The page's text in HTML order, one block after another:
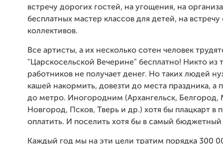
встречу дорогих гостей, на угощения, на
бесплатных мастер классов для детей, на
коллективов.
Все артисты, а их несколько сотен человек
"Царскосельской Вечерине" бесплатно! Никто из
работников не получает денег. Но таких людей
кашей накормить, довезти до места праздника, а
до метро. Иногородним (Архангельск, Белгород,
Новгород, Псков, Тверь и др.) хотя бы плацкарт в
оплатить. И поселить хотя бы в самый бюджетный
Каждый год мы на эти цели тратим порядка 300